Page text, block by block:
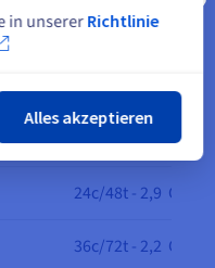
16c/32t - 2,8 GHz
16c/32t - 2,8 GHz
24c/48t - 2,9 GHz
36c/72t - 2,2 GHz
in unserer Richtlinie
Alles akzeptieren